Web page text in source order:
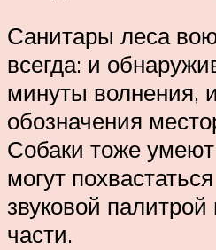
Санитары леса
всегда: и
минуты волнения,
обозначения
Собаки тоже
могут
звуковой
части.